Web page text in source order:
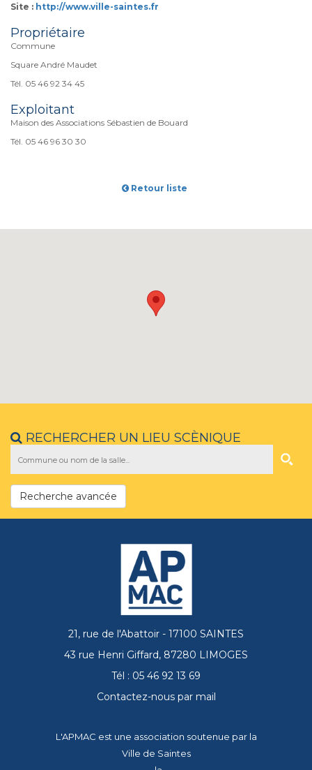
Site : http://www.ville-saintes.fr
Propriétaire
Commune
Square André Maudet
Tél. 05 46 92 34 45
Exploitant
Maison des Associations Sébastien de Bouard
Tél. 05 46 96 30 30
Retour liste
RECHERCHER UN LIEU SCÈNIQUE
Recherche avancée
21, rue de l'Abattoir - 17100 SAINTES
43 rue Henri Giffard, 87280 LIMOGES
Tél : 05 46 92 13 69
Contactez-nous par mail
L'APMAC est une association soutenue par la
Ville de Saintes